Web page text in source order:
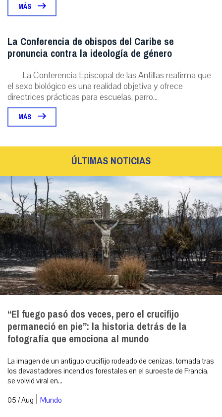
MÁS
La Conferencia de obispos del Caribe se
pronuncia contra la ideología de género
La Conferencia Episcopal de las Antillas reafirma que
el sexo biológico es una realidad objetiva y ofrece
directrices prácticas para escuelas, parro...
MÁS
ÚLTIMAS NOTICIAS
“El fuego pasó dos veces, pero el crucifijo
permaneció en pie”: la historia detrás de la
fotografía que emociona al mundo
La imagen de un antiguo crucifijo rodeado de cenizas, tomada tras
los devastadores incendios forestales en el suroeste de Francia,
se volvió viral en...
05 / Aug | Mundo